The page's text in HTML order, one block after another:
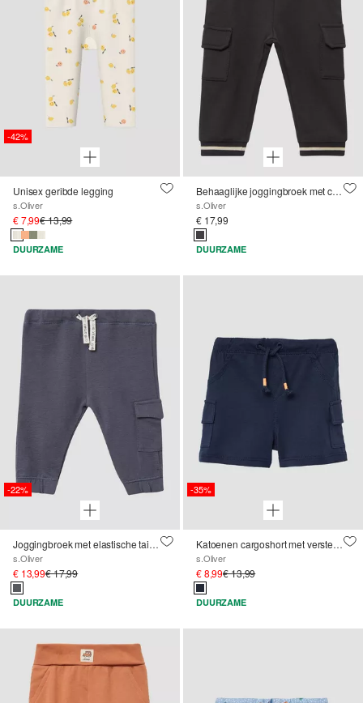
-42%
Unisex geribde legging
s.Oliver
€ 7,99€ 13,99
DUURZAME
Behaaglijke joggingbroek met cargozakken
s.Oliver
€ 17,99
DUURZAME
-22%
Joggingbroek met elastische tailleband in structuurjersey
s.Oliver
€ 13,99€ 17,99
DUURZAME
-35%
Katoenen cargoshort met verstelbare elastische band
s.Oliver
€ 8,99€ 13,99
DUURZAME